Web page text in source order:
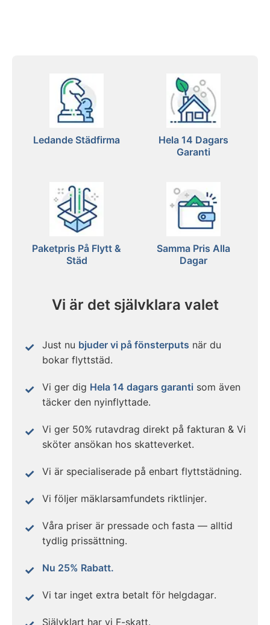
Ledande Städfirma
Hela 14 Dagars
Garanti
Paketpris På Flytt &
Städ
Samma Pris Alla
Dagar
Vi är det självklara valet
Just nu bjuder vi på fönsterputs när du
bokar flyttstäd.
Vi ger dig Hela 14 dagars garanti som även
täcker den nyinflyttade.
Vi ger 50% rutavdrag direkt på fakturan & Vi
sköter ansökan hos skatteverket.
Vi är specialiserade på enbart flyttstädning.
Vi följer mäklarsamfundets riktlinjer.
Våra priser är pressade och fasta — alltid
tydlig prissättning.
Nu 25% Rabatt.
Vi tar inget extra betalt för helgdagar.
Självklart har vi F-skatt.